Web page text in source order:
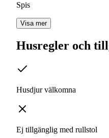
Spis
Visa mer
Husregler och
Husdjur välkomna
Ej tillgänglig med rullstol